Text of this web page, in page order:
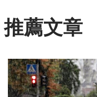
推薦文章